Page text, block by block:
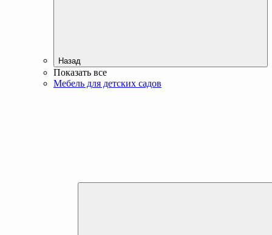
Назад
Показать все
Мебель для детских садов